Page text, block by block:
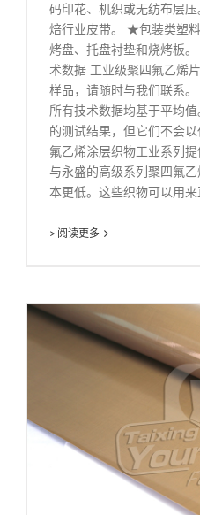
码印花、机织或无纺布层
焙行业皮带。 ★包装类塑
烤盘、托盘衬垫和烧烤板
术数据 工业级聚四氟乙烯
样品，请随时与我们联系
所有技术数据均基于平均
的测试结果，但它们不会
氟乙烯涂层织物工业系列提
与永盛的高级系列聚四氟
本更低。这些织物可以用来
> 阅读更多